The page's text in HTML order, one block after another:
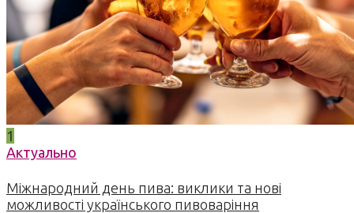
1
Актуально
Міжнародний день пива: виклики та нові
можливості українського пивоваріння